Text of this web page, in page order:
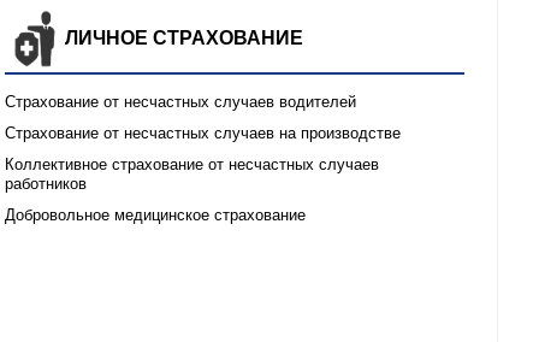
ЛИЧНОЕ СТРАХОВАНИЕ
Страхование от несчастных случаев водителей
Страхование от несчастных случаев на производстве
Коллективное страхование от несчастных случаев
работников
Добровольное медицинское страхование